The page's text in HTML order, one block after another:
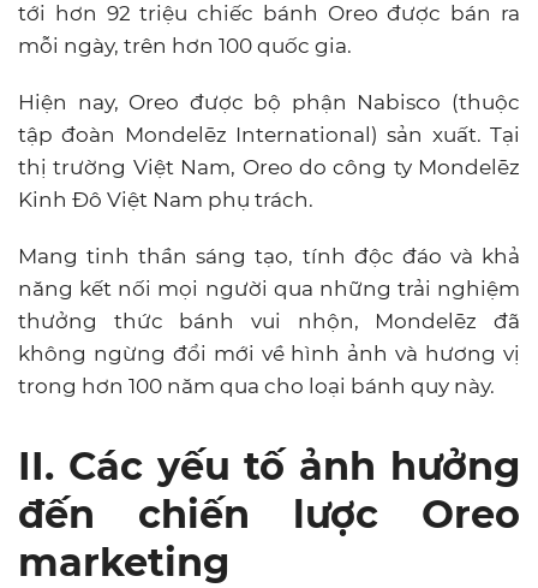
tới hơn 92 triệu chiếc bánh Oreo được bán ra
mỗi ngày, trên hơn 100 quốc gia.
Hiện nay, Oreo được bộ phận Nabisco (thuộc
tập đoàn Mondelēz International) sản xuất. Tại
thị trường Việt Nam, Oreo do công ty Mondelēz
Kinh Đô Việt Nam phụ trách.
Mang tinh thần sáng tạo, tính độc đáo và khả
năng kết nối mọi người qua những trải nghiệm
thưởng thức bánh vui nhộn, Mondelēz đã
không ngừng đổi mới về hình ảnh và hương vị
trong hơn 100 năm qua cho loại bánh quy này.
II. Các yếu tố ảnh hưởng
đến chiến lược Oreo
marketing